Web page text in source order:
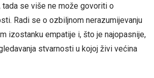
se više ne može govoriti o
Radi se o ozbiljnom nerazumijevanju
izostanku empatije i, što je najopasnije,
stvarnosti u kojoj živi većina